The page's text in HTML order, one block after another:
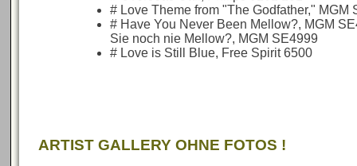
# Love Theme from "The Godfather," MGM
# Have You Never Been Mellow?, MGM
Sie noch nie Mellow?, MGM SE4999
# Love is Still Blue, Free Spirit 6500
ARTIST GALLERY OHNE FOTOS !